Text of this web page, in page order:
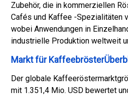
Zubehör, die in kommerziellen
Cafés und Kaffee -Spezialitäten
wobei Anwendungen in
industrielle Produktion weltweit
Markt für
Der globale
mit 1.351,4 Mio. USD bewertet